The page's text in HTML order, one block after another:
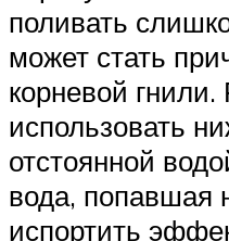
поливать
может стать
корневой гнили.
использовать
отстоянной
вода, попавшая
испортить